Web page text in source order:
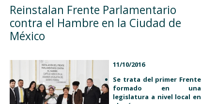
Reinstalan Frente Parlamentario
contra el Hambre en la Ciudad de
México
11/10/2016
Se trata del primer Frente
formado en una
legislatura a nivel local en